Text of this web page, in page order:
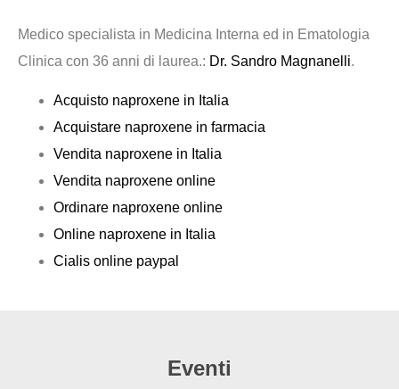
Medico specialista in Medicina Interna ed in Ematologia
Clinica con 36 anni di laurea.: Dr. Sandro Magnanelli.
Acquisto naproxene in Italia
Acquistare naproxene in farmacia
Vendita naproxene in Italia
Vendita naproxene online
Ordinare naproxene online
Online naproxene in Italia
Cialis online paypal
Eventi